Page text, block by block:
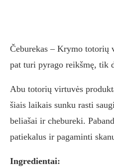
Čeburekas – Krymo totorių
pat turi pyrago reikšmę, tik
Abu totorių virtuvės
šiais laikais sunku rasti
beliašai ir chebureki.
patiekalus ir pagaminti
Ingredientai: